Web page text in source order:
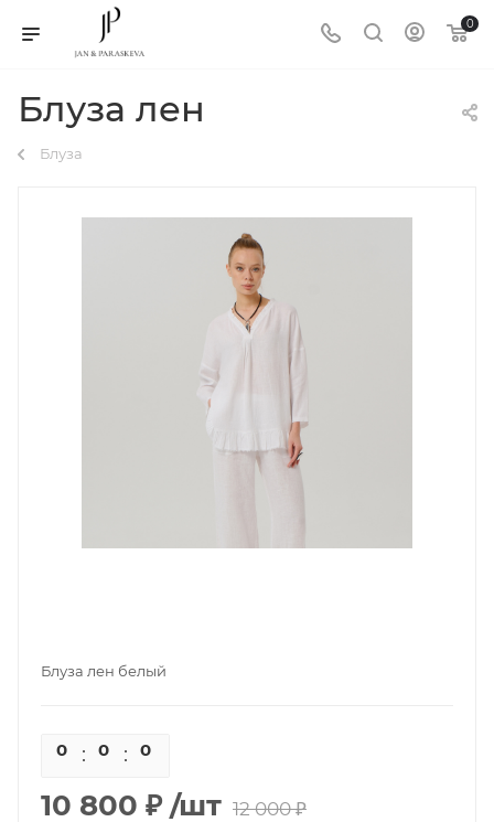
0
Блуза лен
Блуза
Блуза лен белый
0 0 0
10 800 ₽ /шт 12 000 ₽